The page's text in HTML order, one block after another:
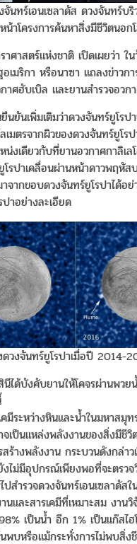
ทร์เอนเซลาดัส ดวงจันทร์บ
น้าโครงการค้นหาสิ่งมีชีวิตนอก
ศาสตร์แห่งชาติ เปิดเผยว่า
เมริกา หรือนาซา แถลงข่าว
ศฮับเบิล และยานสำรวจอว
นเพิ่มเติมว่าดวงจันทร์ยูโร
ตรจากผิวของดวงจันทร์ยูโ
เดียวกับที่ยานอวกาศกาลิเ
รปาเคลื่อนผ่านหน้าดาวพฤ
ากขอบดวงจันทร์ยูโรปาได้อ
าอย่างละเอียด
วงจันทร์ยูโรปาเมื่อปี
ด้บังคับยานให้โคจรผ่านพวย
มีระหว่างหินและน้ำในมหาส
เป็นแหล่งพลังงานของสิ่งมีชี
ร้างพลังงาน กระบวนดังกล่
ไม่มีอุปกรณ์เพียงพอที่จะตรว
สำรวจดวงจันทร์เอนเซลาดั
ะสารเคมีที่เหมาะสม งานวิ
เป็นน้ำ อีก 1% เป็นแก๊สไฮ
พบหรือแม้กระทั่งการไม่พบสิ่